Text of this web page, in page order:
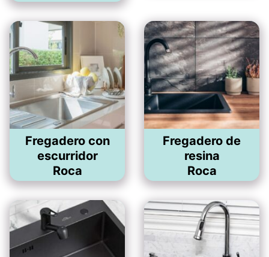
Fregadero con
escurridor
Roca
Fregadero de
resina
Roca